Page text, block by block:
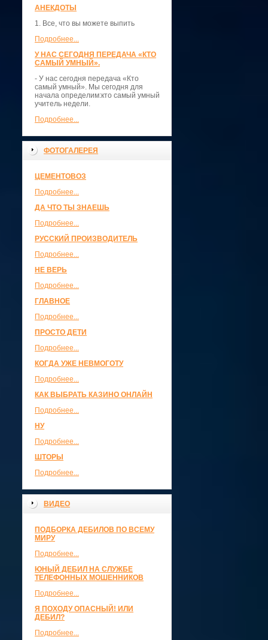
АНЕКДОТЫ
1. Все, что вы можете выпить
Подробнее...
У НАС СЕГОДНЯ ПЕРЕДАЧА «КТО
САМЫЙ УМНЫЙ».
- У нас сегодня передача «Кто
самый умный». Мы сегодня для
начала определим:кто самый умный
учитель недели.
Подробнее...
ФОТОГАЛЕРЕЯ
ЦЕМЕНТОВОЗ
Подробнее...
ДА ЧТО ТЫ ЗНАЕШЬ
Подробнее...
РУССКИЙ ПРОИЗВОДИТЕЛЬ
Подробнее...
НЕ ВЕРЬ
Подробнее...
ГЛАВНОЕ
Подробнее...
ПРОСТО ДЕТИ
Подробнее...
КОГДА УЖЕ НЕВМОГОТУ
Подробнее...
КАК ВЫБРАТЬ КАЗИНО ОНЛАЙН
Подробнее...
НУ
Подробнее...
ШТОРЫ
Подробнее...
ВИДЕО
ПОДБОРКА ДЕБИЛОВ ПО ВСЕМУ
МИРУ
Подробнее...
ЮНЫЙ ДЕБИЛ НА СЛУЖБЕ
ТЕЛЕФОННЫХ МОШЕННИКОВ
Подробнее...
Я ПОХОДУ ОПАСНЫЙ! ИЛИ
ДЕБИЛ?
Подробнее...